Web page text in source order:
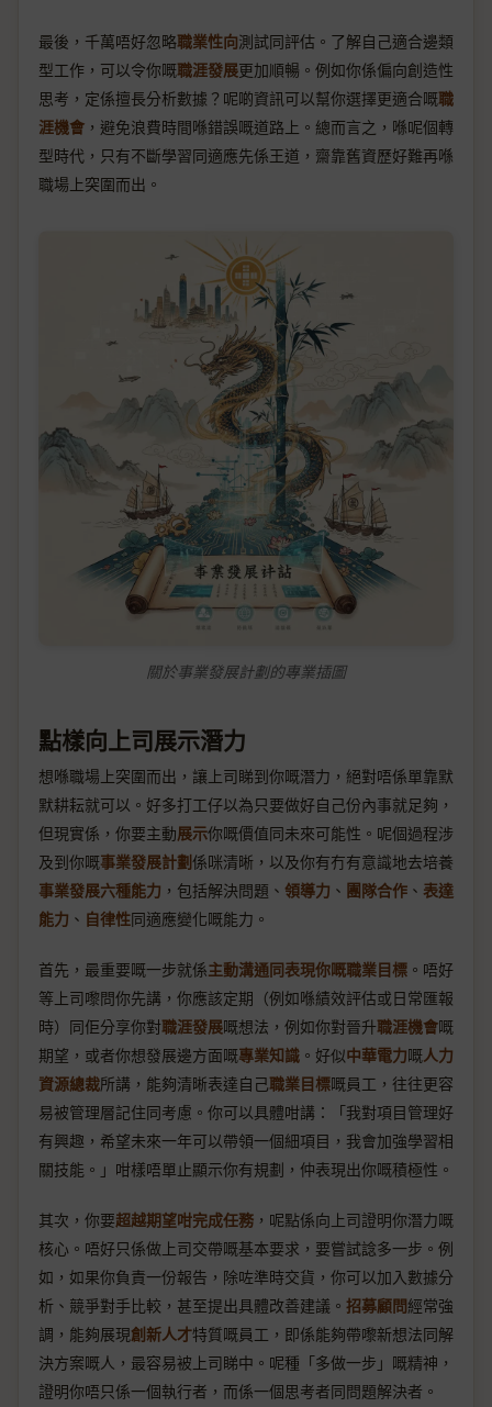
最後，千萬唔好忽略職業性向測試同評估。了解自己適合邊類
型工作，可以令你嘅職涯發展更加順暢。例如你係偏向創造性
思考，定係擅長分析數據？呢啲資訊可以幫你選擇更適合嘅職
涯機會 ，避免浪費時間喺錯誤嘅道路上。總而言之，喺呢個轉
型時代，只有不斷學習同適應先係王道，齋靠舊資歷好難再喺
職場上突圍而出。
關於事業發展計劃的專業插圖
點樣向上司展示潛力
想喺職場上突圍而出，讓上司睇到你嘅潛力，絕對唔係單靠默
默耕耘就可以。好多打工仔以為只要做好自己份內事就足夠，
但現實係，你要主動展示你嘅價值同未來可能性。呢個過程涉
及到你嘅事業發展計劃係咪清晰，以及你有冇有意識地去培養
事業發展六種能力 ，包括解決問題、 領導力 、 團隊合作 、 表達
能力 、 自律性同適應變化嘅能力。
首先，最重要嘅一步就係主動溝通同表現你嘅職業目標 。唔好
等上司嚟問你先講，你應該定期（例如喺績效評估或日常匯報
時）同佢分享你對職涯發展嘅想法，例如你對晉升職涯機會嘅
期望，或者你想發展邊方面嘅專業知識 。好似中華電力嘅人力
資源總裁所講，能夠清晰表達自己職業目標嘅員工，往往更容
易被管理層記住同考慮。你可以具體咁講：「我對項目管理好
有興趣，希望未來一年可以帶領一個細項目，我會加強學習相
關技能。」咁樣唔單止顯示你有規劃，仲表現出你嘅積極性。
其次，你要超越期望咁完成任務 ，呢點係向上司證明你潛力嘅
核心。唔好只係做上司交帶嘅基本要求，要嘗試諗多一步。例
如，如果你負責一份報告，除咗準時交貨，你可以加入數據分
析、競爭對手比較，甚至提出具體改善建議。 招募顧問經常強
調，能夠展現創新人才特質嘅員工，即係能夠帶嚟新想法同解
決方案嘅人，最容易被上司睇中。呢種「多做一步」嘅精神，
證明你唔只係一個執行者，而係一個思考者同問題解決者。